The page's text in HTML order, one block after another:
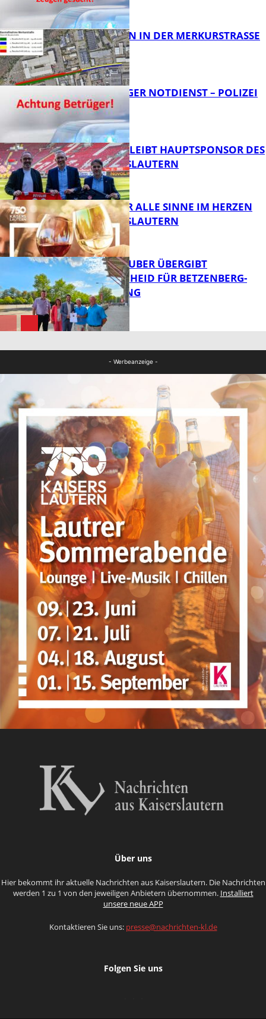
FB News
BAUARBEITEN IN DER MERKURSTRASSE
FB News
FRAGWÜRDIGER NOTDIENST – POLIZEI
WARNT
FB News
NOVOLINE BLEIBT HAUPTSPONSOR DES
1. FC KAISERSLAUTERN
FB Kultur
GENÜSSE FÜR ALLE SINNE IM HERZEN
VON KAISERSLAUTERN
MINISTER TEUBER ÜBERGIBT
FÖRDERBESCHEID FÜR BETZENBERG-
ENTWICKLUNG
- Werbeanzeige -
Über uns
Hier bekommt ihr aktuelle Nachrichten aus Kaiserslautern. Die Nachrichten
werden 1 zu 1 von den jeweiligen Anbietern übernommen. Installiert
unsere neue APP
Kontaktieren Sie uns: presse@nachrichten-kl.de
Folgen Sie uns